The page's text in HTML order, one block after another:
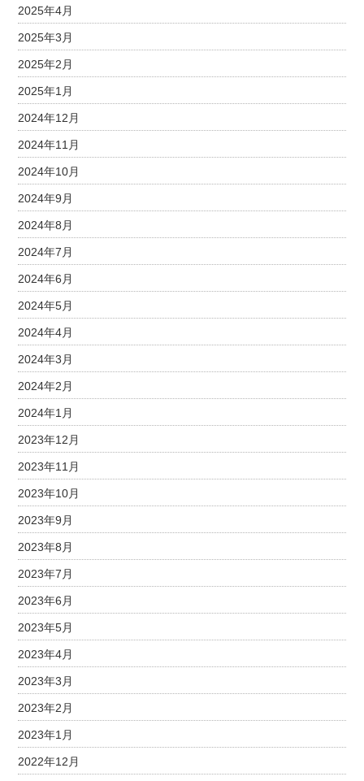
2025年4月
2025年3月
2025年2月
2025年1月
2024年12月
2024年11月
2024年10月
2024年9月
2024年8月
2024年7月
2024年6月
2024年5月
2024年4月
2024年3月
2024年2月
2024年1月
2023年12月
2023年11月
2023年10月
2023年9月
2023年8月
2023年7月
2023年6月
2023年5月
2023年4月
2023年3月
2023年2月
2023年1月
2022年12月